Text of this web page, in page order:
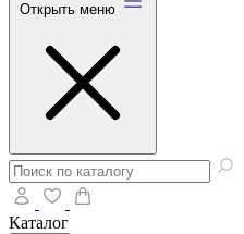
Открыть меню
Каталог